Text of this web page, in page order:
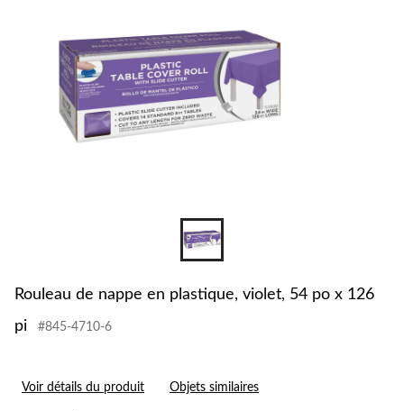
Rouleau de nappe en plastique, violet, 54 po x 126
pi
#845-4710-6
Voir détails du produit Objets similaires